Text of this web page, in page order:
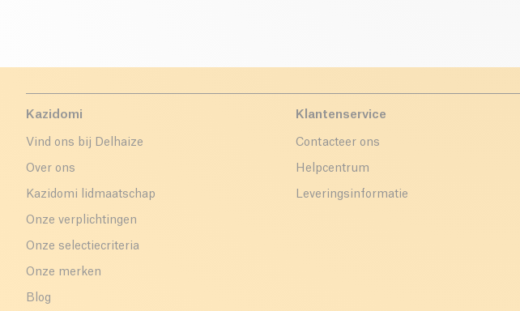
Kazidomi
Vind ons bij Delhaize
Over ons
Kazidomi lidmaatschap
Onze verplichtingen
Onze selectiecriteria
Onze merken
Blog
Klantenservice
Contacteer ons
Helpcentrum
Leveringsinformatie